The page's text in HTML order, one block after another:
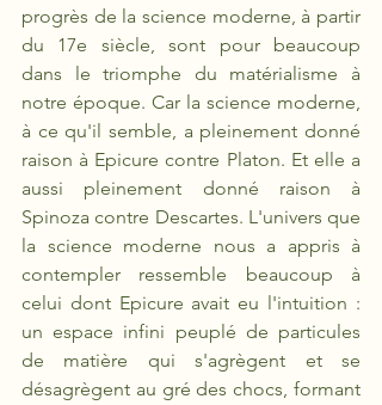
progrès de la science moderne, à partir
du 17e siècle, sont pour beaucoup
dans le triomphe du matérialisme à
notre époque. Car la science moderne,
à ce qu'il semble, a pleinement donné
raison à Epicure contre Platon. Et elle a
aussi pleinement donné raison à
Spinoza contre Descartes. L'univers que
la science moderne nous a appris à
contempler ressemble beaucoup à
celui dont Epicure avait eu l'intuition :
un espace infini peuplé de particules
de matière qui s'agrègent et se
désagrègent au gré des chocs, formant